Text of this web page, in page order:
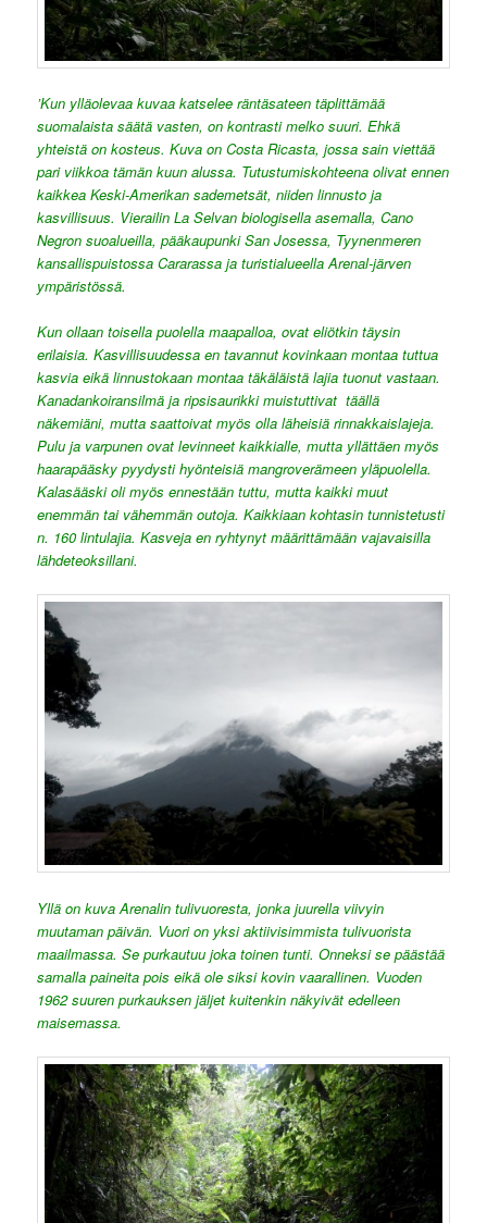
’Kun ylläolevaa kuvaa katselee räntäsateen täplittämää
suomalaista säätä vasten, on kontrasti melko suuri. Ehkä
yhteistä on kosteus. Kuva on Costa Ricasta, jossa sain viettää
pari viikkoa tämän kuun alussa. Tutustumiskohteena olivat ennen
kaikkea Keski-Amerikan sademetsät, niiden linnusto ja
kasvillisuus. Vierailin La Selvan biologisella asemalla, Cano
Negron suoalueilla, pääkaupunki San Josessa, Tyynenmeren
kansallispuistossa Cararassa ja turistialueella Arenal-järven
ympäristössä.
Kun ollaan toisella puolella maapalloa, ovat eliötkin täysin
erilaisia. Kasvillisuudessa en tavannut kovinkaan montaa tuttua
kasvia eikä linnustokaan montaa täkäläistä lajia tuonut vastaan.
Kanadankoiransilmä ja ripsisaurikki muistuttivat täällä
näkemiäni, mutta saattoivat myös olla läheisiä rinnakkaislajeja.
Pulu ja varpunen ovat levinneet kaikkialle, mutta yllättäen myös
haarapääsky pyydysti hyönteisiä mangroverämeen yläpuolella.
Kalasääski oli myös ennestään tuttu, mutta kaikki muut
enemmän tai vähemmän outoja. Kaikkiaan kohtasin tunnistetusti
n. 160 lintulajia. Kasveja en ryhtynyt määrittämään vajavaisilla
lähdeteoksillani.
Yllä on kuva Arenalin tulivuoresta, jonka juurella viivyin
muutaman päivän. Vuori on yksi aktiivisimmista tulivuorista
maailmassa. Se purkautuu joka toinen tunti. Onneksi se päästää
samalla paineita pois eikä ole siksi kovin vaarallinen. Vuoden
1962 suuren purkauksen jäljet kuitenkin näkyivät edelleen
maisemassa.